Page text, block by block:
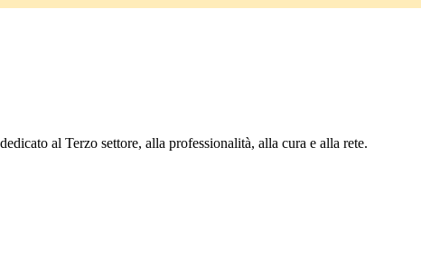
al Terzo settore, alla professionalità, alla cura e alla rete.